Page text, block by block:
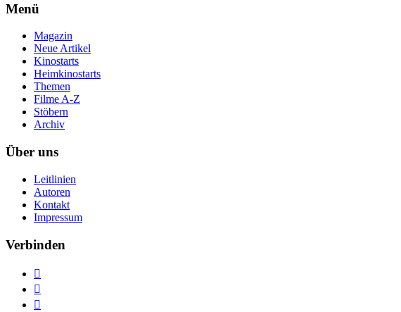
Menü
Magazin
Neue Artikel
Kinostarts
Heimkinostarts
Themen
Filme A-Z
Stöbern
Archiv
Über uns
Leitlinien
Autoren
Kontakt
Impressum
Verbinden


